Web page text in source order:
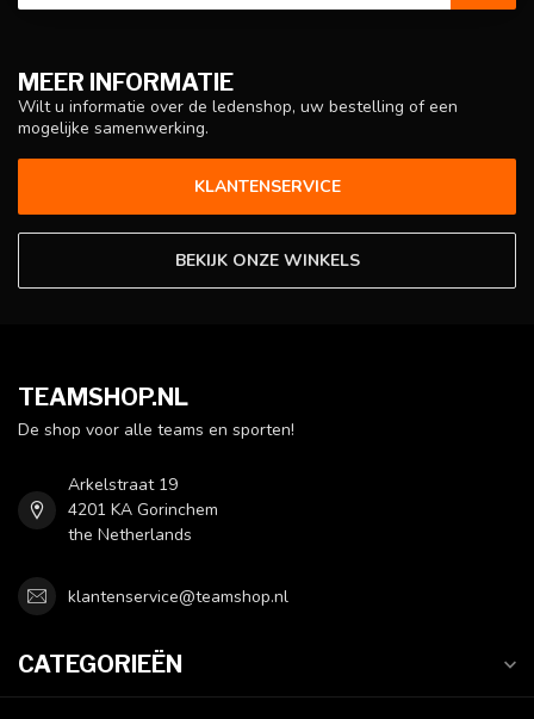
MEER INFORMATIE
Wilt u informatie over de ledenshop, uw bestelling of een
mogelijke samenwerking.
KLANTENSERVICE
BEKIJK ONZE WINKELS
TEAMSHOP.NL
De shop voor alle teams en sporten!
Arkelstraat 19
4201 KA Gorinchem
the Netherlands
klantenservice@teamshop.nl
CATEGORIEËN